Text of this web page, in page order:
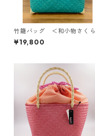
竹籠バッグ ＜和小物さくら
＞ SKB-9
¥19,800